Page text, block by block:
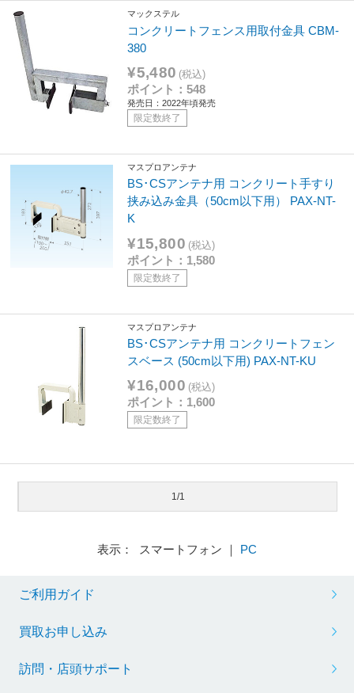
マックステル
コンクリートフェンス用取付金具 CBM-
380
¥5,480 (税込)
ポイント：548
発売日：2022年頃発売
限定数終了
マスプロアンテナ
BS･CSアンテナ用 コンクリート手すり
挟み込み金具（50cm以下用） PAX-NT-
K
¥15,800 (税込)
ポイント：1,580
限定数終了
マスプロアンテナ
BS･CSアンテナ用 コンクリートフェン
スベース (50cm以下用) PAX-NT-KU
¥16,000 (税込)
ポイント：1,600
限定数終了
1/1
表示： スマートフォン ｜ PC
ご利用ガイド
買取お申し込み
訪問・店頭サポート